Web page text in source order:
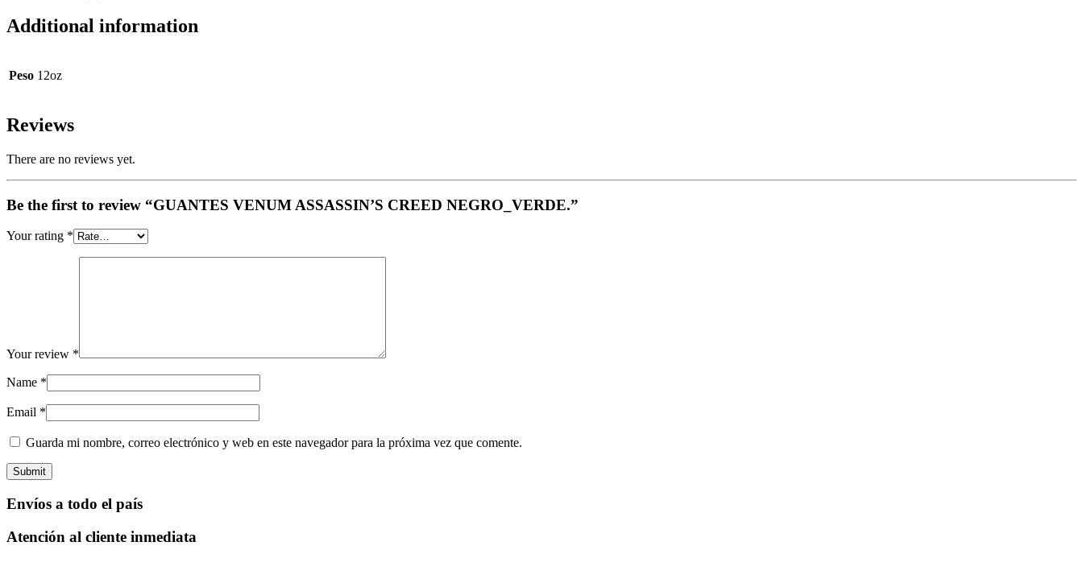
Additional information
Peso 12oz
Reviews
There are no reviews yet.
Be the first to review “GUANTES VENUM ASSASSIN’S CREED NEGRO_VERDE.”
Your rating *
Your review *
Name *
Email *
Guarda mi nombre, correo electrónico y web en este navegador para la próxima vez que comente.
Envíos a todo el país
Atención al cliente inmediata